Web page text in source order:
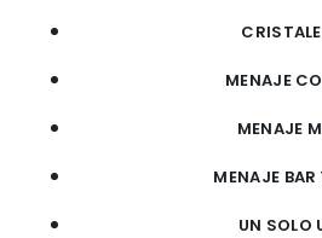
MENAJE
MENAJE
MENAJE BAR
UN SOLO